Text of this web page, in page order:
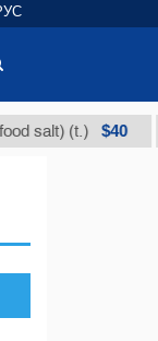
salt) (t.) $40